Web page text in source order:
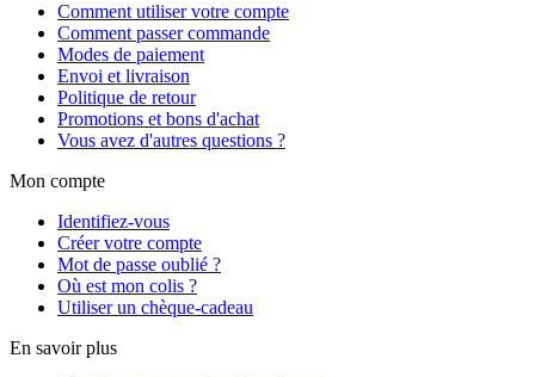
Comment utiliser votre compte
Comment passer commande
Modes de paiement
Envoi et livraison
Politique de retour
Promotions et bons d'achat
Vous avez d'autres questions ?
Mon compte
Identifiez-vous
Créer votre compte
Mot de passe oublié ?
Où est mon colis ?
Utiliser un chèque-cadeau
En savoir plus